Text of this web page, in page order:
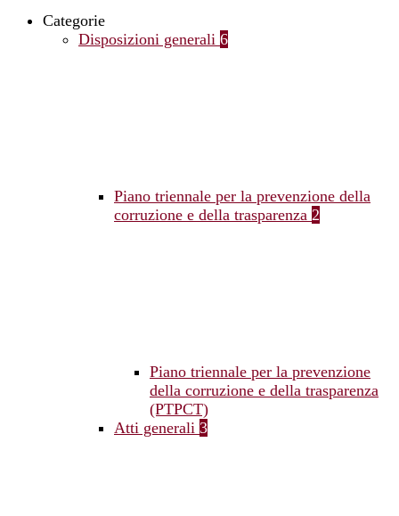
Categorie
Disposizioni generali 6
Piano triennale per la prevenzione della
corruzione e della trasparenza 2
Piano triennale per la prevenzione
della corruzione e della trasparenza
(PTPCT)
Atti generali 3